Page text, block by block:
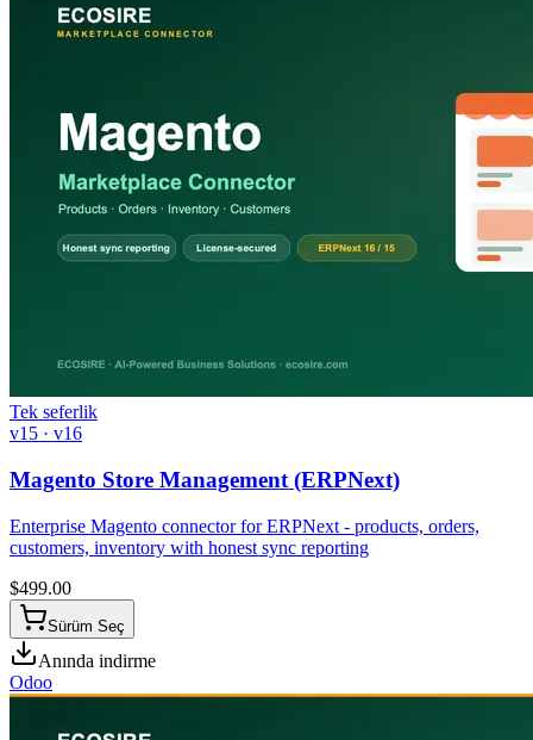
Tek seferlik
v15 · v16
Magento Store Management (ERPNext)
Enterprise Magento connector for ERPNext - products, orders,
customers, inventory with honest sync reporting
$499.00
Sürüm Seç
Anında indirme
Odoo